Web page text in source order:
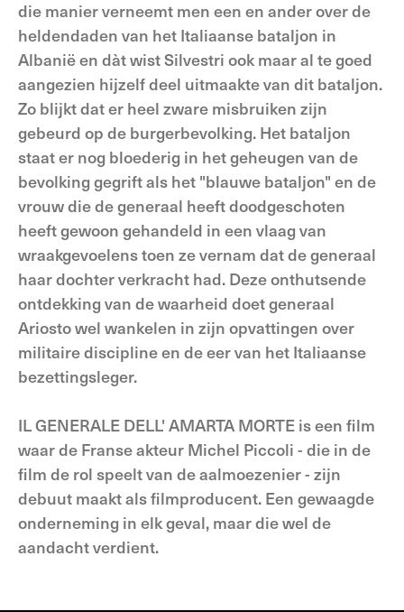
die manier verneemt men een en ander over de
heldendaden van het Italiaanse bataljon in
Albanië en dàt wist Silvestri ook maar al te goed
aangezien hijzelf deel uitmaakte van dit bataljon.
Zo blijkt dat er heel zware misbruiken zijn
gebeurd op de burgerbevolking. Het bataljon
staat er nog bloederig in het geheugen van de
bevolking gegrift als het "blauwe bataljon" en de
vrouw die de generaal heeft doodgeschoten
heeft gewoon gehandeld in een vlaag van
wraakgevoelens toen ze vernam dat de generaal
haar dochter verkracht had. Deze onthutsende
ontdekking van de waarheid doet generaal
Ariosto wel wankelen in zijn opvattingen over
militaire discipline en de eer van het Italiaanse
bezettingsleger.
IL GENERALE DELL' AMARTA MORTE is een film
waar de Franse akteur Michel Piccoli - die in de
film de rol speelt van de aalmoezenier - zijn
debuut maakt als filmproducent. Een gewaagde
onderneming in elk geval, maar die wel de
aandacht verdient.